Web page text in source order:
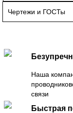
Чертежи и ГОСТы
Наша
связи
Быстрая